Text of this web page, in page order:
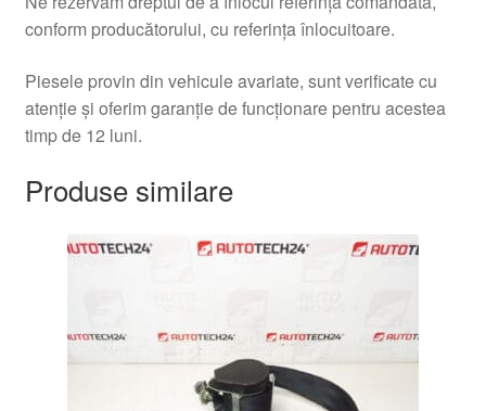
conform producătorului, cu referința înlocuitoare.
Piesele provin din vehicule avariate, sunt verificate cu
atenție și oferim garanție de funcționare pentru acestea
timp de 12 luni.
Produse similare